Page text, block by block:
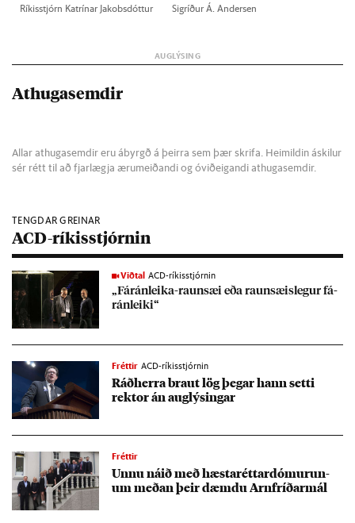
Rík­is­stjórn Katrín­ar Jak­obs­dótt­ur
Sig­ríð­ur Á. And­er­sen
Athugasemdir
Allar athugasemdir eru ábyrgð á þeirra sem þær skrifa. Heimildin áskilur
sér rétt til að fjarlægja ærumeiðandi og óviðeigandi athugasemdir.
TENGDAR GREINAR
ACD-ríkisstjórnin
Viðtal ACD-ríkisstjórnin
„Fá­rán­leika-raun­sæi eða raun­sæ­is­leg­ur fá­
rán­leiki“
Fréttir ACD-ríkisstjórnin
Ráð­herra braut lög þeg­ar hann setti
rektor án aug­lýs­ing­ar
Fréttir
Unnu ná­ið með hæsta­rétt­ar­dómur­un­
um með­an þeir dæmdu Arn­fríð­ar­mál